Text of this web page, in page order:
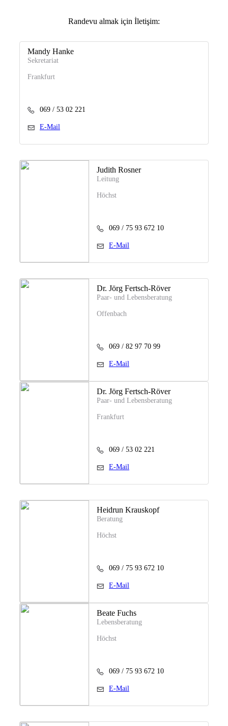
Randevu almak için İletişim:
Mandy Hanke
Sekretariat
Frankfurt
069 / 53 02 221
E-Mail
Judith Rosner
Leitung
Höchst
069 / 75 93 672 10
E-Mail
Dr. Jörg Fertsch-Röver
Paar- und Lebensberatung
Offenbach
069 / 82 97 70 99
E-Mail
Dr. Jörg Fertsch-Röver
Paar- und Lebensberatung
Frankfurt
069 / 53 02 221
E-Mail
Heidrun Krauskopf
Beratung
Höchst
069 / 75 93 672 10
E-Mail
Beate Fuchs
Lebensberatung
Höchst
069 / 75 93 672 10
E-Mail